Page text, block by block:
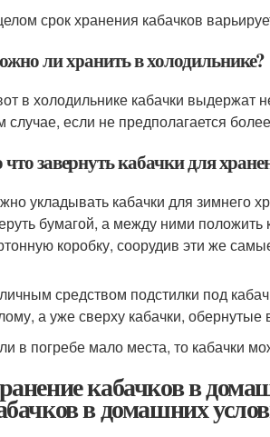
срок хранения кабачков
ли хранить в холодильнике?
в холодильнике кабачки выдержат
случае, если не предполагается
завернуть кабачки для
укладывать кабачки для зимнего
бумагой, а между ними
коробку, соорудив эти же
средством подстилки под
а уже сверху кабачки, обернутые
в погребе мало места, то кабачки
кабачков в
в домашних